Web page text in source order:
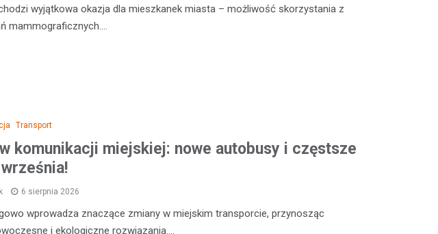
wyjątkowa okazja dla mieszkanek miasta – możliwość skorzystania z
mammograficznych.…
Transport
komunikacji miejskiej: nowe autobusy i częstsze
6 sierpnia 2026
wprowadza znaczące zmiany w miejskim transporcie, przynosząc
i ekologiczne rozwiązania.…